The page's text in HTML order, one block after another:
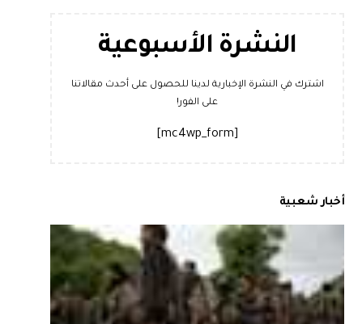
النشرة الأسبوعية
اشترك في النشرة الإخبارية لدينا للحصول على أحدث مقالاتنا
على الفور!
[mc4wp_form]
أخبار شعبية